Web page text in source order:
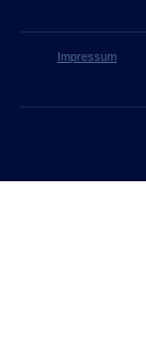
Impressum